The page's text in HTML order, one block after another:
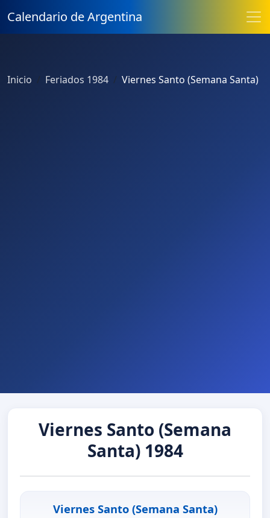
Calendario de Argentina
Inicio Feriados 1984 Viernes Santo (Semana Santa)
Viernes Santo (Semana
Santa) 1984
Viernes Santo (Semana Santa)